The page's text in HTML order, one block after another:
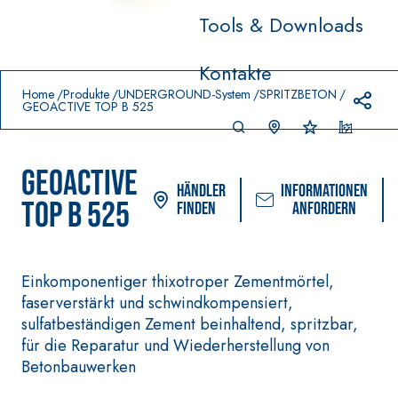
Tools & Downloads
Kontakte
Home Produkte UNDERGROUND-System SPRITZBETON
GEOACTIVE TOP B 525
GEOACTIVE
TOP B 525
Händler
finden
Informationen
anfordern
Einkomponentiger thixotroper Zementmörtel,
faserverstärkt und schwindkompensiert,
sulfatbeständigen Zement beinhaltend, spritzbar,
für die Reparatur und Wiederherstellung von
Betonbauwerken
Prodotti in primo piano
VERLEGESYSTEM FÜR
BODEN- UND WANDBELÄGE
AQU
AZIP ®
–
WASSERUNDURCHLÄS
SIGE DICHTSTOFFE
FARBANSTRICHE
SICURA G3